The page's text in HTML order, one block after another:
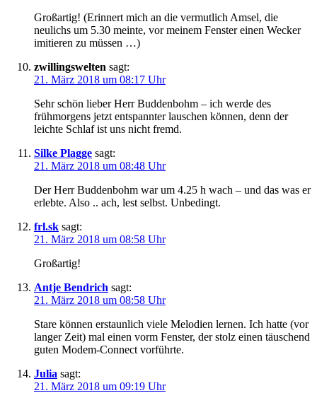
Großartig! (Erinnert mich an die vermutlich Amsel, die
neulichs um 5.30 meinte, vor meinem Fenster einen Wecker
imitieren zu müssen …)
zwillingswelten sagt:
21. März 2018 um 08:17 Uhr
Sehr schön lieber Herr Buddenbohm – ich werde des
frühmorgens jetzt entspannter lauschen können, denn der
leichte Schlaf ist uns nicht fremd.
Silke Plagge sagt:
21. März 2018 um 08:48 Uhr
Der Herr Buddenbohm war um 4.25 h wach – und das was er
erlebte. Also .. ach, lest selbst. Unbedingt.
frl.sk sagt:
21. März 2018 um 08:58 Uhr
Großartig!
Antje Bendrich sagt:
21. März 2018 um 08:58 Uhr
Stare können erstaunlich viele Melodien lernen. Ich hatte (vor
langer Zeit) mal einen vorm Fenster, der stolz einen täuschend
guten Modem-Connect vorführte.
Julia sagt:
21. März 2018 um 09:19 Uhr